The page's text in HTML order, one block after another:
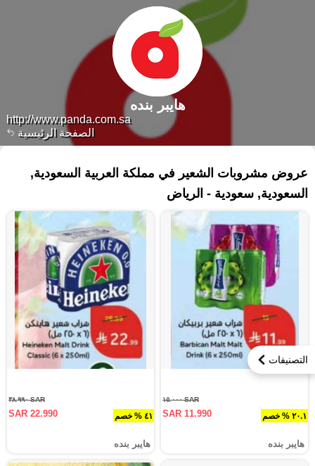
الصفحة الرئيسية
http://www.panda.com.sa
هايبر بنده
التصنيفات
عروض مشروبات الشعير في مملكة العربية السعودية,
السعودية, سعودية - الرياض
٢٠.١ % خصم
SAR ١٥.٠٠٠
SAR 11.990
هايبر بنده
٤١ % خصم
SAR ٣٨.٩٩٠
SAR 22.990
هايبر بنده